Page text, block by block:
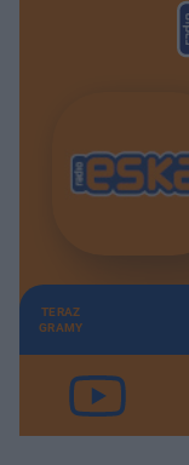
TERAZ
GRAMY